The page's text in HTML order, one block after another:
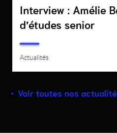
Interview : Amélie
d’études senior
Actualités
Voir toutes nos